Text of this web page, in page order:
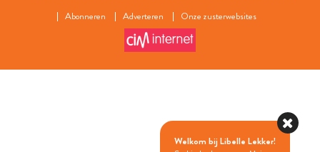
Abonneren
Adverteren Onze zusterwebsites
Welkom bij Libelle Lekker!